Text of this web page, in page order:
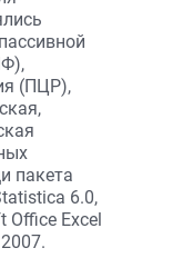
(ПЦР),
пакета
6.0,
Office Exсel